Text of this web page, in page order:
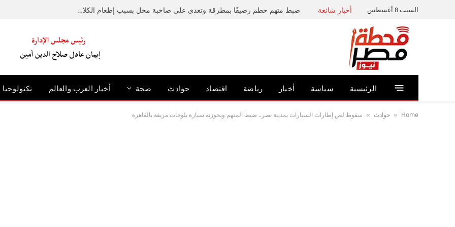
السبت 8 أغسطس أخبار شائعة ضبط متهم حطم رصيفًا بمطرقة وتعدى على صاحبة محل بسبب إطعام الكلاب الضالة بالإسكندرية
الرئيسية سياسة أخبار رياضة اقتصاد حوادث صحة أخبار العرب والعالم تكنولوجيا
Home
» حوادث » سقوط لص إطارات السيارات بمدينة نصر.. ضبط المتهم وبحوزته سيارة بلوحات مزيفة بالقاهرة